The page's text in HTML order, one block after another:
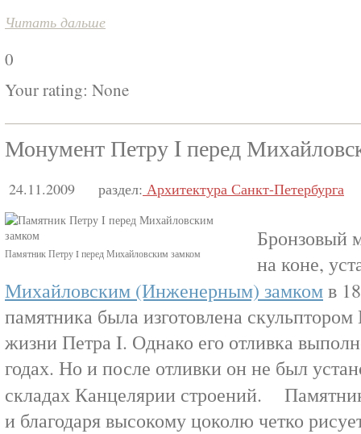
Читать дальше
0
Your rating: None
Монумент Петру I перед
24.11.2009 раздел: Архитектура Санкт-Петербурга
Памятник Петру I перед Михайловским замком
Бронзовый
на коне,
Михайловским (Инженерным) замкомв
памятника была изготовлена
жизни Петра I. Однако его отливка
годах. Но и после отливки он не был
складах Канцелярии строений.
и благодаря высокому цоколю четко